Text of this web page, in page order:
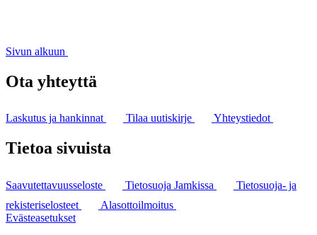
Sivun alkuun
Ota yhteyttä
Laskutus ja hankinnat Tilaa uutiskirje Yhteystiedot
Tietoa sivuista
Saavutettavuusseloste Tietosuoja Jamkissa
Tietosuoja- ja
rekisteriselosteet
Alasottoilmoitus
Evästeasetukset